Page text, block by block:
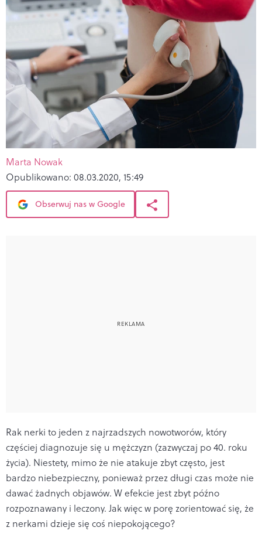
Marta Nowak
Opublikowano: 08.03.2020, 15:49
Obserwuj nas w Google
Rak nerki to jeden z najrzadszych nowotworów, który
częściej diagnozuje się u mężczyzn (zazwyczaj po 40. roku
życia). Niestety, mimo że nie atakuje zbyt często, jest
bardzo niebezpieczny, ponieważ przez długi czas może nie
dawać żadnych objawów. W efekcie jest zbyt późno
rozpoznawany i leczony. Jak więc w porę zorientować się, że
z nerkami dzieje się coś niepokojącego?